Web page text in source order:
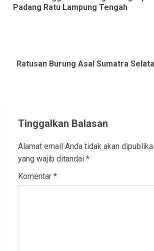
Padang Ratu Lampung Tengah
Next
Ratusan Burung Asal Sumatra
Tinggalkan Balasan
Alamat email Anda tidak akan
yang wajib ditandai *
Komentar *